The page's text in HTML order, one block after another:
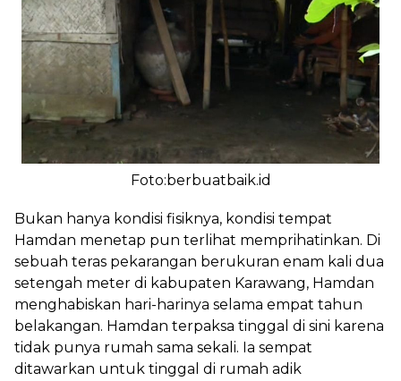
Foto:berbuatbaik.id
Bukan hanya kondisi fisiknya, kondisi tempat
Hamdan menetap pun terlihat memprihatinkan. Di
sebuah teras pekarangan berukuran enam kali dua
setengah meter di kabupaten Karawang, Hamdan
menghabiskan hari-harinya selama empat tahun
belakangan. Hamdan terpaksa tinggal di sini karena
tidak punya rumah sama sekali. Ia sempat
ditawarkan untuk tinggal di rumah adik